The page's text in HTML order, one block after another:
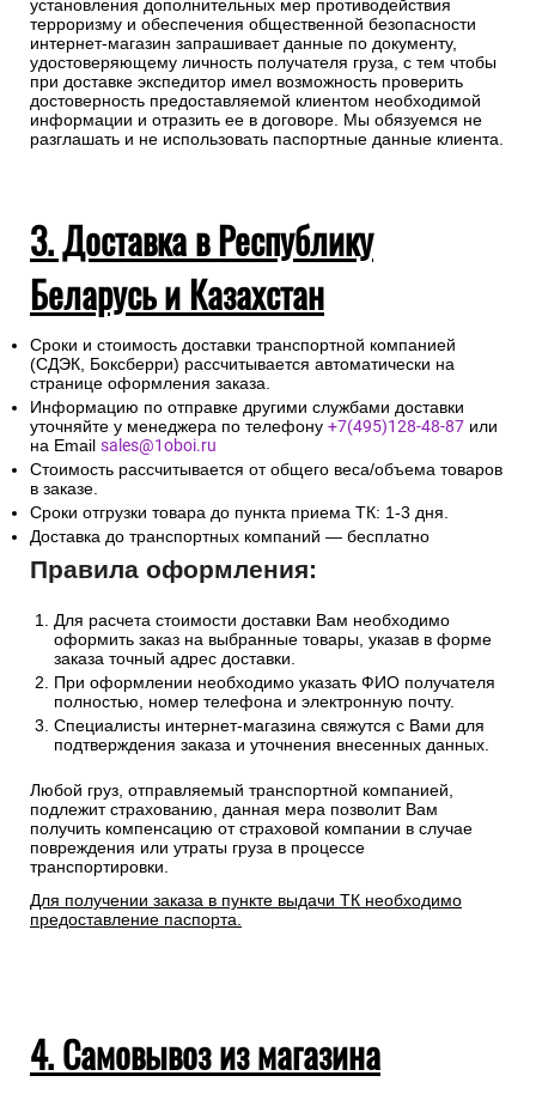
установления дополнительных мер противодействия
терроризму и обеспечения общественной безопасности
интернет-магазин запрашивает данные по документу,
удостоверяющему личность получателя груза, с тем чтобы
при доставке экспедитор имел возможность проверить
достоверность предоставляемой клиентом необходимой
информации и отразить ее в договоре. Мы обязуемся не
разглашать и не использовать паспортные данные клиента.
3. Доставка в Республику
Беларусь и Казахстан
Сроки и стоимость доставки транспортной компанией
(СДЭК, Боксберри) рассчитывается автоматически на
странице оформления заказа.
Информацию по отправке другими службами доставки
уточняйте у менеджера по телефону +7(495)128-48-87 или
на Email sales@1oboi.ru
Стоимость рассчитывается от общего веса/объема товаров
в заказе.
Сроки отгрузки товара до пункта приема ТК: 1-3 дня.
Доставка до транспортных компаний — бесплатно
Правила оформления:
Для расчета стоимости доставки Вам необходимо
оформить заказ на выбранные товары, указав в форме
заказа точный адрес доставки.
При оформлении необходимо указать ФИО получателя
полностью, номер телефона и электронную почту.
Специалисты интернет-магазина свяжутся с Вами для
подтверждения заказа и уточнения внесенных данных.
Любой груз, отправляемый транспортной компанией,
подлежит страхованию, данная мера позволит Вам
получить компенсацию от страховой компании в случае
повреждения или утраты груза в процессе
транспортировки.
Для получении заказа в пункте выдачи ТК необходимо
предоставление паспорта.
4. Самовывоз из магазина